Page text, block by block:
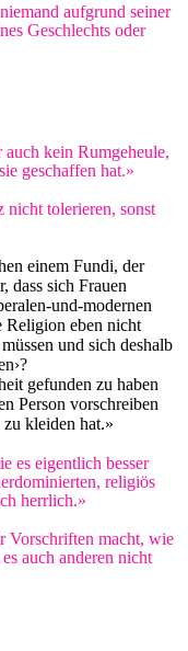
aufgrund seiner
Geschlechts oder
kein Rumgeheule,
geschaffen hat.»
nicht tolerieren, sonst
einem Fundi, der
dass sich Frauen
und-modernen
Religion eben nicht
und sich deshalb
gefunden zu haben
Person vorschreiben
kleiden hat.»
es eigentlich besser
religiös
herrlich.»
Vorschriften macht, wie
auch anderen nicht